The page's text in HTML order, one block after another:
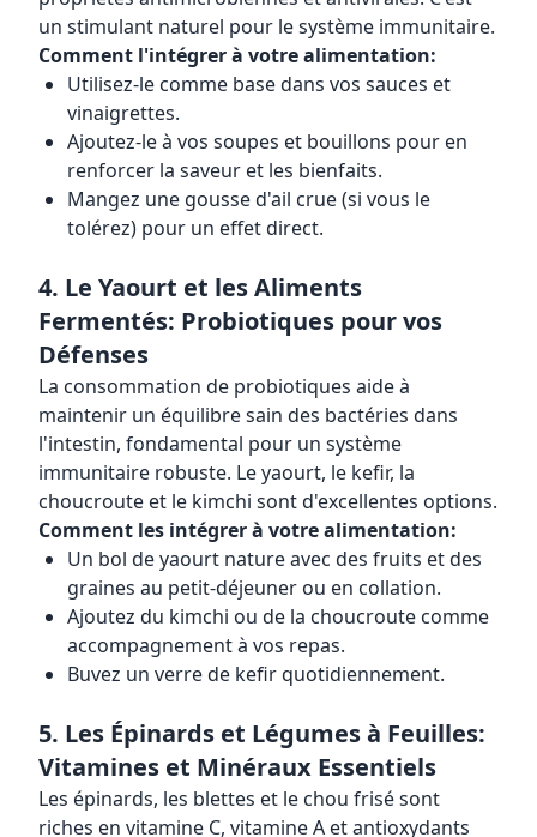
un stimulant naturel pour le système immunitaire.
Comment l'intégrer à votre alimentation:
Utilisez-le comme base dans vos sauces et
vinaigrettes.
Ajoutez-le à vos soupes et bouillons pour en
renforcer la saveur et les bienfaits.
Mangez une gousse d'ail crue (si vous le
tolérez) pour un effet direct.
4. Le Yaourt et les Aliments
Fermentés: Probiotiques pour vos
Défenses
La consommation de probiotiques aide à
maintenir un équilibre sain des bactéries dans
l'intestin, fondamental pour un système
immunitaire robuste. Le yaourt, le kefir, la
choucroute et le kimchi sont d'excellentes options.
Comment les intégrer à votre alimentation:
Un bol de yaourt nature avec des fruits et des
graines au petit-déjeuner ou en collation.
Ajoutez du kimchi ou de la choucroute comme
accompagnement à vos repas.
Buvez un verre de kefir quotidiennement.
5. Les Épinards et Légumes à Feuilles:
Vitamines et Minéraux Essentiels
Les épinards, les blettes et le chou frisé sont
riches en vitamine C, vitamine A et antioxydants